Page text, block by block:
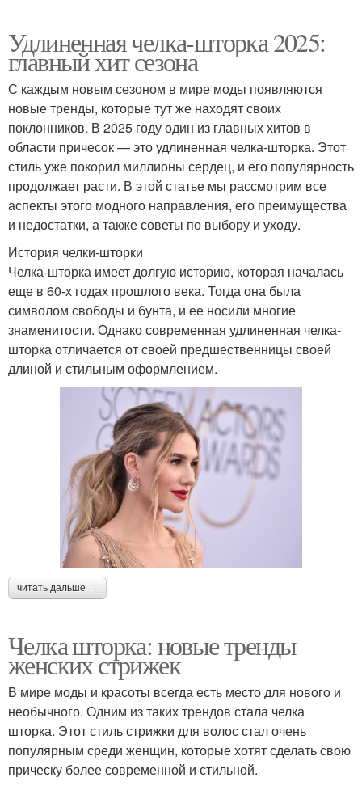
Удлиненная челка-шторка 2025:
главный хит сезона
С каждым новым сезоном в мире моды появляются
новые тренды, которые тут же находят своих
поклонников. В 2025 году один из главных хитов в
области причесок — это удлиненная челка-шторка. Этот
стиль уже покорил миллионы сердец, и его популярность
продолжает расти. В этой статье мы рассмотрим все
аспекты этого модного направления, его преимущества
и недостатки, а также советы по выбору и уходу.
История челки-шторки
Челка-шторка имеет долгую историю, которая началась
еще в 60-х годах прошлого века. Тогда она была
символом свободы и бунта, и ее носили многие
знаменитости. Однако современная удлиненная челка-
шторка отличается от своей предшественницы своей
длиной и стильным оформлением.
читать дальше →
Челка шторка: новые тренды
женских стрижек
В мире моды и красоты всегда есть место для нового и
необычного. Одним из таких трендов стала челка
шторка. Этот стиль стрижки для волос стал очень
популярным среди женщин, которые хотят сделать свою
прическу более современной и стильной.